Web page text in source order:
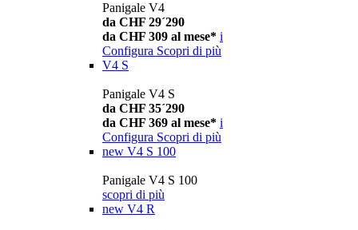
Panigale V4
da CHF 29´290
da CHF 309 al mese* i
Configura Scopri di più
V4 S
Panigale V4 S
da CHF 35´290
da CHF 369 al mese* i
Configura Scopri di più
new V4 S 100
Panigale V4 S 100
scopri di più
new V4 R